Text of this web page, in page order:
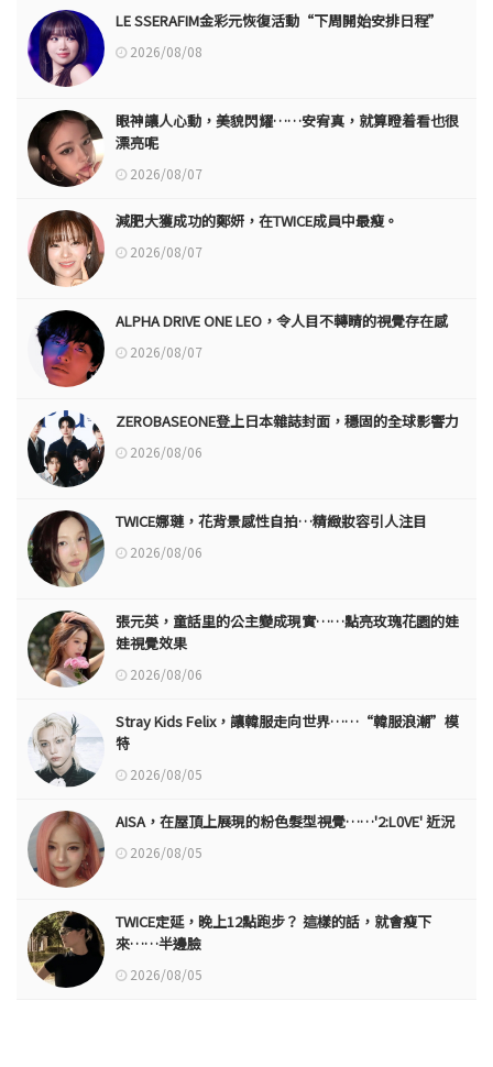
LE SSERAFIM金彩元恢復活動“下周開始安排日程”
2026/08/08
眼神讓人心動，美貌閃耀……安宥真，就算瞪着看也很
漂亮呢
2026/08/07
減肥大獲成功的鄭妍，在TWICE成員中最瘦。
2026/08/07
ALPHA DRIVE ONE LEO，令人目不轉睛的視覺存在感
2026/08/07
ZEROBASEONE登上日本雜誌封面，穩固的全球影響力
2026/08/06
TWICE娜璉，花背景感性自拍…精緻妝容引人注目
2026/08/06
張元英，童話里的公主變成現實……點亮玫瑰花園的娃
娃視覺效果
2026/08/06
Stray Kids Felix，讓韓服走向世界……“韓服浪潮”模
特
2026/08/05
AISA，在屋頂上展現的粉色髮型視覺……'2:L0VE' 近況
2026/08/05
TWICE定延，晚上12點跑步？ 這樣的話，就會瘦下
來……半邊臉
2026/08/05